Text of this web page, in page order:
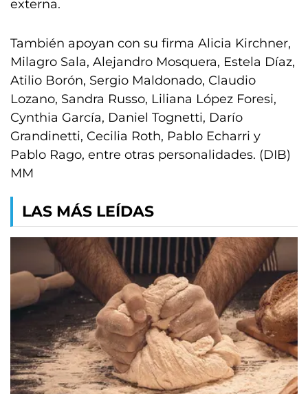
externa.
También apoyan con su firma Alicia Kirchner,
Milagro Sala, Alejandro Mosquera, Estela Díaz,
Atilio Borón, Sergio Maldonado, Claudio
Lozano, Sandra Russo, Liliana López Foresi,
Cynthia García, Daniel Tognetti, Darío
Grandinetti, Cecilia Roth, Pablo Echarri y
Pablo Rago, entre otras personalidades. (DIB)
MM
LAS MÁS LEÍDAS